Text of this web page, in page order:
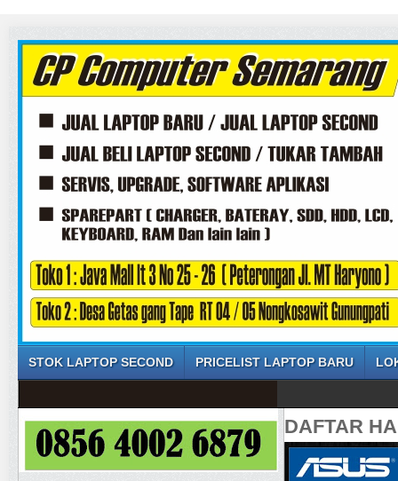
STOK LAPTOP SECOND PRICELIST LAPTOP BARU
DAFTAR